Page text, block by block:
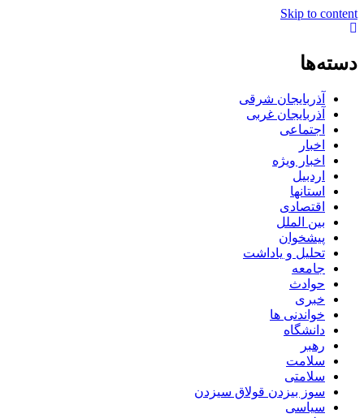
Skip to content
دسته‌ها
آذربایجان شرقی
آذربایجان غربی
اجتماعی
اخبار
اخبار ویژه
اردبیل
استانها
اقتصادی
بین الملل
پیشخوان
تحلیل و یاداشت
جامعه
حوادث
خبری
خواندنی ها
دانشگاه
رهبر
سلامت
سلامتی
سوز بیزدن قولاق سیزدن
سیاسی